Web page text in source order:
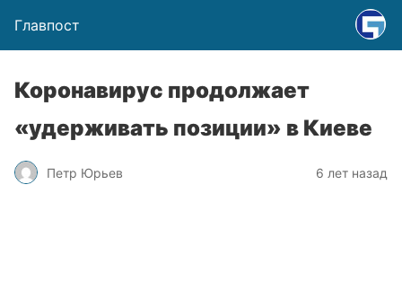
Главпост
Коронавирус продолжает
«удерживать позиции» в Киеве
Петр Юрьев 6 лет назад